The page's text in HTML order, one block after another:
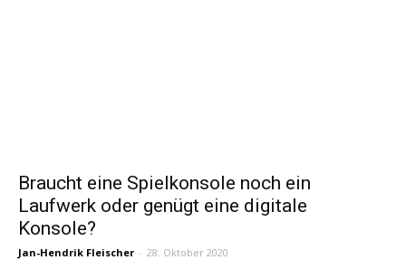
Braucht eine Spielkonsole noch ein
Laufwerk oder genügt eine digitale
Konsole?
Jan-Hendrik Fleischer - 28. Oktober 2020